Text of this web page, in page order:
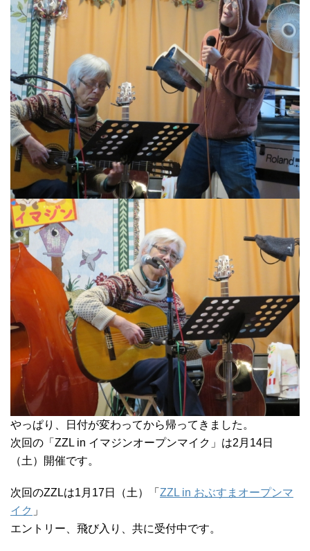
やっぱり、日付が変わってから帰ってきました。
次回の「ZZL in イマジンオープンマイク」は2月14日
（土）開催です。
次回のZZLは1月17日（土）「 ZZL in おぶすまオープンマ
イク 」
エントリー、飛び入り、共に受付中です。